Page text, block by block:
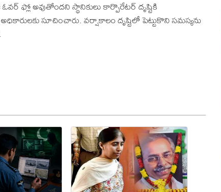
ఫ్లో అవుతోందని స్థానికులు కార్పొరేటర్ దృష్టికి
సూచించారు. వర్షాకాలం దృష్టిలో పెట్టుకొని సమస్యను